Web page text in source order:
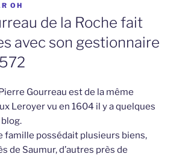
OH
de la Roche fait
avec son gestionnaire
Gourreau est de la même
Leroyer vu en 1604 il y a quelques
famille possédait plusieurs biens,
de Saumur, d’autres près de